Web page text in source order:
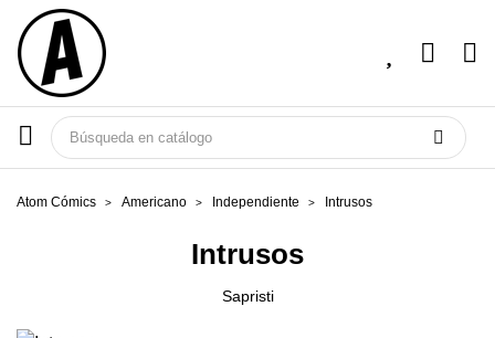
Atom Cómics Americano Independiente Intrusos
Intrusos
Sapristi